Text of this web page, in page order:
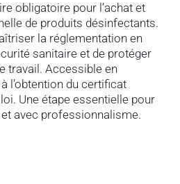
obligatoire pour l’achat et
de produits désinfectants.
la réglementation en
sanitaire et de protéger
travail. Accessible en
l’obtention du certificat
Une étape essentielle pour
avec professionnalisme.